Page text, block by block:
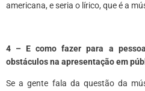
americana, e seria o lírico, que é a
4 – E como fazer para a
obstáculos na apresentação em
Se a gente fala da questão da